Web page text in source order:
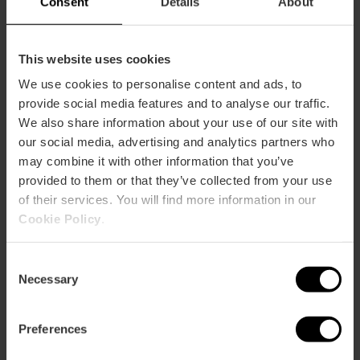
This website uses cookies
We use cookies to personalise content and ads, to
provide social media features and to analyse our traffic.
We also share information about your use of our site with
our social media, advertising and analytics partners who
may combine it with other information that you’ve
provided to them or that they’ve collected from your use
of their services. You will find more information in our
Cookie Policy
Selection
Necessary
Preferences
Comment s'y rendre
Metro
L3,L5,L7,L9
Bus
8,10, 13,28, 32,40
Calle Sorní, 22 (bajoº floor) 46004 València